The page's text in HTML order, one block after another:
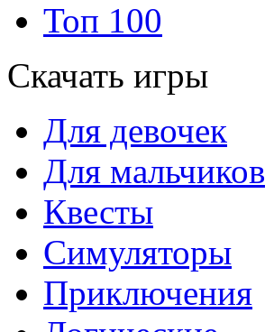
Топ 100
Скачать игры
Для девочек
Для мальчиков
Квесты
Симуляторы
Приключения